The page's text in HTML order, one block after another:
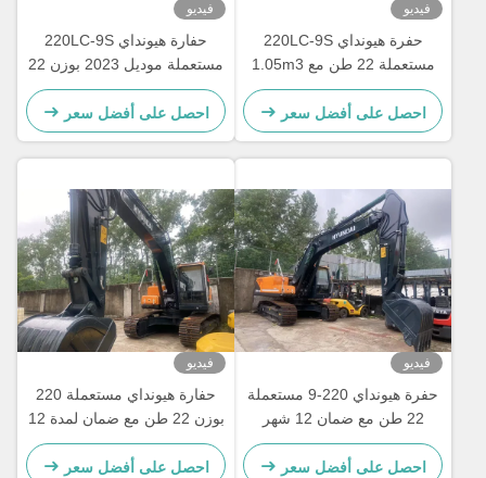
فيديو
حفرة هيونداي 220LC-9S
مستعملة 22 طن مع 1.05m3
دلو
احصل على أفضل سعر
فيديو
حفارة هيونداي 220LC-9S
مستعملة موديل 2023 بوزن 22
طن مع جرافة 1.05 متر مكعب
احصل على أفضل سعر
فيديو
حفرة هيونداي 220-9 مستعملة
22 طن مع ضمان 12 شهر
احصل على أفضل سعر
فيديو
حفارة هيونداي مستعملة 220
بوزن 22 طن مع ضمان لمدة 12
شهرًا
احصل على أفضل سعر